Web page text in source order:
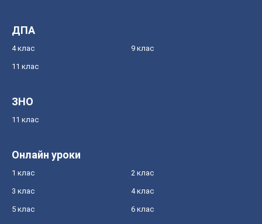
ДПА
4 клас 9 клас
11 клас
ЗНО
11 клас
Онлайн уроки
1 клас 2 клас
3 клас 4 клас
5 клас 6 клас